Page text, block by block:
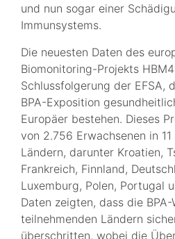
und nun sogar einer
Immunsystems.
Die neuesten Daten des
Biomonitoring-Projekts
Schlussfolgerung der EFSA,
BPA-Exposition
Europäer bestehen. Dieses
von 2.756 Erwachsenen in
Ländern, darunter Kroatien,
Frankreich, Finnland,
Luxemburg, Polen, Portugal
Daten zeigten, dass die
teilnehmenden Ländern
überschritten, wobei die